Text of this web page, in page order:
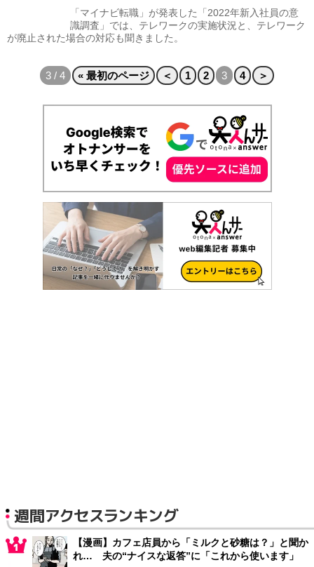
「マイナビ転職」が発表した「2022年新入社員の意
識調査」では、テレワークの実施状況と、テレワーク
が廃止された場合の対応も聞きました。
3 / 4 « 最初のページ ＜ 1 2 3 4 ＞
週間アクセスランキング
【漫画】カフェ店員から「ミルクと砂糖は？」と聞か
れ… 夫の“ナイスな返答”に「これから使います」